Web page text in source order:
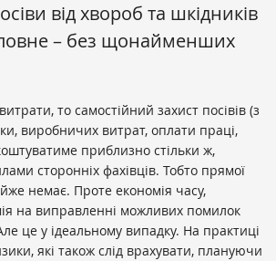
від хвороб та шкідників
– без щонайменших
то самостійний захист посівів (з
виробничих витрат, оплати праці,
приблизно стільки ж,
сторонніх фахівців. Тобто прямої
немає. Проте економія часу,
на виправленні можливих помилок
це у ідеальному випадку. На практиці
які також слід врахувати, плануючи